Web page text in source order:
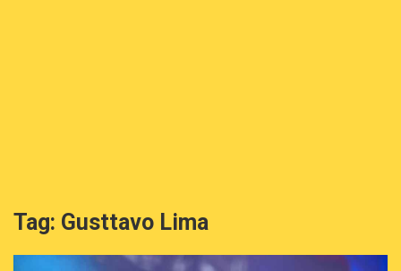
Tag: Gusttavo Lima